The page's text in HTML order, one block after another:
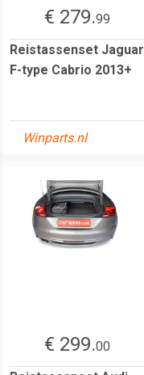
€ 279.99
Reistassenset Jaguar
F-type Cabrio 2013+
Winparts.nl
€ 299.00